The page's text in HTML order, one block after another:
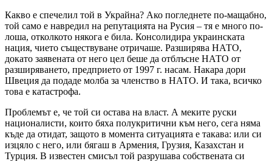
Какво е спечелил той в Украйна? Ако погледнете по-мащабно,
той само е навредил на репутацията на Русия – тя е много по-
лоша, отколкото някога е била. Консолидира украинската
нация, чието съществуване отричаше. Разширява НАТО,
докато заявената от него цел беше да отблъсне НАТО от
разширяването, предприето от 1997 г. насам. Накара дори
Швеция да подаде молба за членство в НАТО. И така, всичко
това е катастрофа.
Проблемът е, че той си остава на власт. А меките руски
националисти, които бяха полукритични към него, сега няма
къде да отидат, защото в момента ситуацията е такава: или си
изцяло с него, или бягаш в Армения, Грузия, Казахстан и
Турция. В известен смисъл той разрушава собствената си